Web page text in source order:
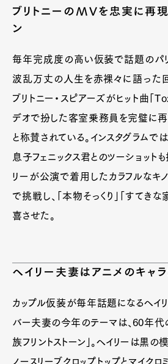
ブリトニーのMVを忠実に再現
ン
毎年完成度の高い仮装で話題のパリ
波乱万丈の人生を赤裸々に語った
ブリトニー・スピアーズがヒット曲「
デオで扮した客室乗務員を完璧に再現
と称賛されている。インスタグラムで
息子フェニックス君とのツーショットも
リーが公演で着用したカラフルなキ
で挑戦し、「本物そっくり」「すてき
喜させた。
ヘイリー夫妻はアニメのキャラ
カップル仮装が毎年話題になるヘイリ
バー夫妻の今年のテーマは、60年代
族フリントストーン」。ヘイリーは黒
ノースリーブクロップトップとマイク